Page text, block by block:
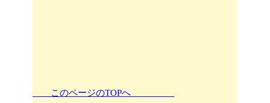
このページのTOPへ